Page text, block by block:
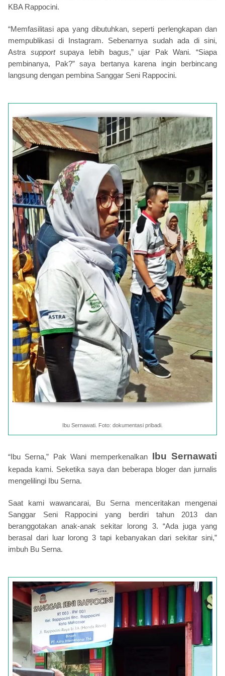
KBA Rappocini.
“Memfasilitasi apa yang dibutuhkan, seperti perlengkapan dan
mempublikasi di Instagram. Sebenarnya sudah ada di sini,
Astra supportsupaya lebih bagus,” ujar Pak Wani. “Siapa
pembinanya, Pak?” saya bertanya karena ingin berbincang
langsung dengan pembina Sanggar Seni Rappocini.
Ibu Sernawati. Foto: dokumentasi pribadi.
“Ibu Serna,” Pak Wani memperkenalkan Ibu Sernawati
kepada kami. Seketika saya dan beberapa bloger dan jurnalis
mengelilingi Ibu Serna.
Saat kami wawancarai, Bu Serna menceritakan mengenai
Sanggar Seni Rappocini yang berdiri tahun 2013 dan
beranggotakan anak-anak sekitar lorong 3. “Ada juga yang
berasal dari luar lorong 3 tapi kebanyakan dari sekitar sini,”
imbuh Bu Serna.